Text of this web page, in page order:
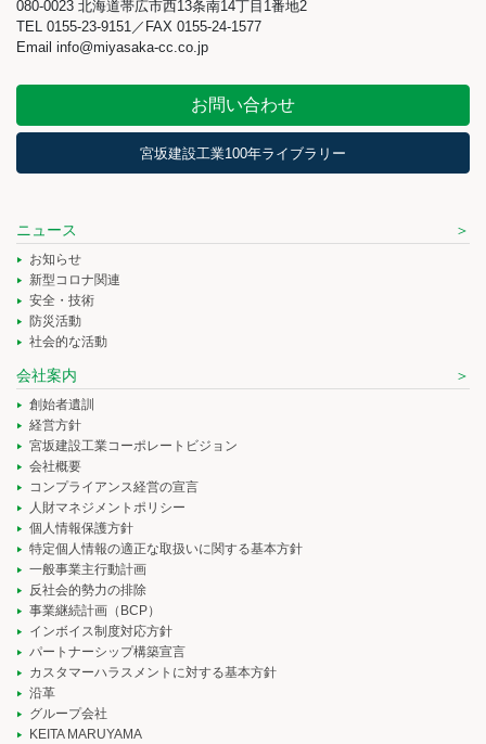
080-0023 北海道帯広市西13条南14丁目1番地2
TEL 0155-23-9151／FAX 0155-24-1577
Email info@miyasaka-cc.co.jp
お問い合わせ
宮坂建設工業100年ライブラリー
ニュース
お知らせ
新型コロナ関連
安全・技術
防災活動
社会的な活動
会社案内
創始者遺訓
経営方針
宮坂建設工業コーポレートビジョン
会社概要
コンプライアンス経営の宣言
人財マネジメントポリシー
個人情報保護方針
特定個人情報の適正な取扱いに関する基本方針
一般事業主行動計画
反社会的勢力の排除
事業継続計画（BCP）
インボイス制度対応方針
パートナーシップ構築宣言
カスタマーハラスメントに対する基本方針
沿革
グループ会社
KEITA MARUYAMA